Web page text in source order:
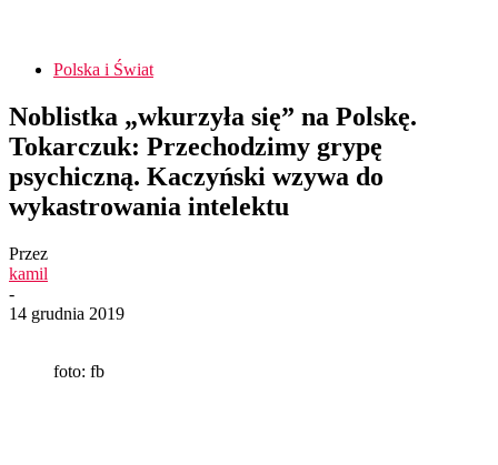
Polska i Świat
Noblistka „wkurzyła się” na Polskę.
Tokarczuk: Przechodzimy grypę
psychiczną. Kaczyński wzywa do
wykastrowania intelektu
Przez
kamil
-
14 grudnia 2019
foto: fb